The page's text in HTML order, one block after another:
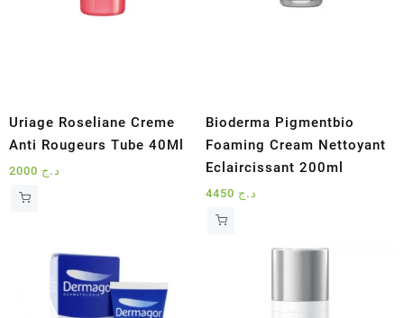
Uriage Roseliane Creme
Anti Rougeurs Tube 40Ml
د.ج
Bioderma Pigmentbio
Foaming Cream Nettoyant
Eclaircissant 200ml
د.ج